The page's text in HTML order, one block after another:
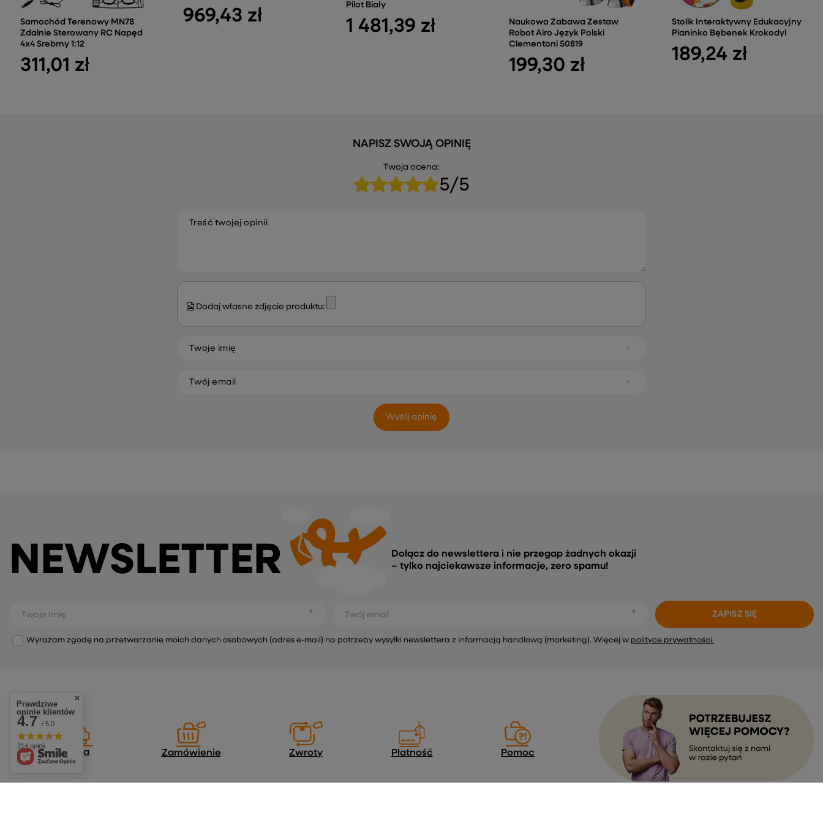
Samochód Terenowy MN78
Zdalnie Sterowany RC Napęd
4x4 Srebrny 1:12
311,01 zł
969,43 zł
Pilot Biały
1 481,39 zł
Naukowa Zabawa Zestaw
Robot Airo Język Polski
Clementoni 50819
199,30 zł
Stolik Interaktywny Edukacyjny
Pianinko Bębenek Krokodyl
189,24 zł
NAPISZ SWOJĄ OPINIĘ
Twoja ocena:
5/5
Treść twojej opinii
Dodaj własne zdjęcie produktu:
Twoje imię
Twój email
Wyślij opinię
NEWSLETTER
Dołącz do newslettera i nie przegap żadnych okazji
– tylko najciekawsze informacje, zero spamu!
Twoje Imię Twój email
Wyrażam zgodę na przetwarzanie moich danych osobowych (adres e-mail) na potrzeby wysyłki newslettera z informacją handlową (marketing). Więcej w polityce prywatności.
ZAPISZ SIĘ
Dostawa Zamówienie Zwroty Płatność Pomoc
Prawdziwe
opinie klientów
4.7 / 5.0
214 opinii